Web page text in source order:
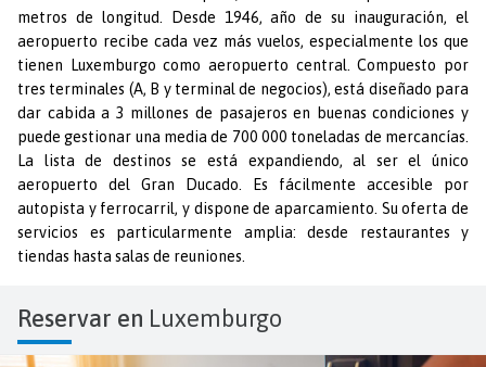
metros de longitud. Desde 1946, año de su inauguración, el
aeropuerto recibe cada vez más vuelos, especialmente los que
tienen Luxemburgo como aeropuerto central. Compuesto por
tres terminales (A, B y terminal de negocios), está diseñado para
dar cabida a 3 millones de pasajeros en buenas condiciones y
puede gestionar una media de 700 000 toneladas de mercancías.
La lista de destinos se está expandiendo, al ser el único
aeropuerto del Gran Ducado. Es fácilmente accesible por
autopista y ferrocarril, y dispone de aparcamiento. Su oferta de
servicios es particularmente amplia: desde restaurantes y
tiendas hasta salas de reuniones.
Reservar en Luxemburgo